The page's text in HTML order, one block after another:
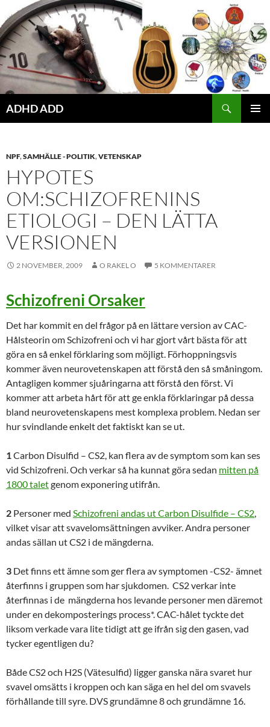
Hoppa
till
innehåll
ADHD ADD
NPF,SAMHÄLLE - POLITIK,VETENSKAP
HYPOTES
OM:SCHIZOFRENINS
ETIOLOGI – DEN LÄTTA
VERSIONEN
2 NOVEMBER, 2009 O RAKEL O 5 KOMMENTARER
Schizofreni Orsaker
Det har kommit en del frågor på en lättare version av CAC-
Hålsteorin om Schizofreni och vi har gjort vårt bästa för att
göra en så enkel förklaring som möjligt. Förhoppningsvis
kommer även neurovetenskapen att förstå den så småningom.
Antagligen kommer sjuåringarna att förstå den först. Vi
kommer att arbeta hårt för att ge enkla förklaringar på dessa
bland neurovetenskapens mest komplexa problem. Nedan ser
hur svindlande enkelt det faktiskt kan se ut.
1Carbon Disulfid – CS2, kan flera av de symptom som kan ses
vid Schizofreni. Och verkar så ha kunnat göra sedan mitten på
1800 taletgenom exponering utifrån.
2 Personer med Schizofreni andas ut Carbon Disulfide – CS2,
vilket visar att svavelomsättningen avviker. Andra personer
andas sällan ut CS2 i de mängderna.
3 Det finns ett ämne som ger flera av symptomen -CS2- ämnet
återfinns i gruppen som har sjukdomen. CS2 verkar inte
återfinnas i de mängderna hos levande personer men däremot
under en dekomposterings process*. CAC-hålet tyckte det
liksom verkade vara lite tidigt att ge ifrån sig den gasen, vad
tycker egentligen du?
Både CS2 och H2S (Vätesulfid) ligger ganska nära svaret hur
svavel omsätts i kroppen och kan säga en hel del om svavels
förhållande till syre. DVS grundämne 8 och grundämne 16.